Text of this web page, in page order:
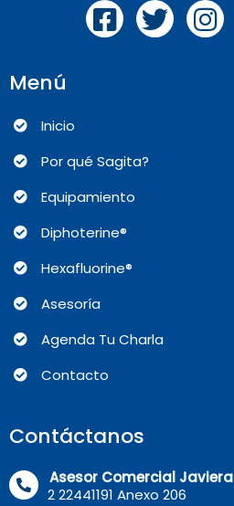
Menú
Inicio
Por qué Sagita?
Equipamiento
Diphoterine®
Hexafluorine®
Asesoría
Agenda Tu Charla
Contacto
Contáctanos
Asesor Comercial Javiera
2 22441191 Anexo 206